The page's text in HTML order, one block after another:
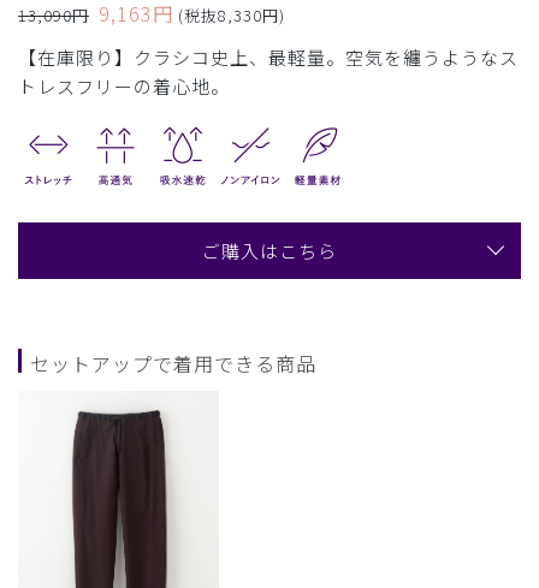
13,090円 9,163円 (税抜8,330円)
【在庫限り】クラシコ史上、最軽量。空気を纏うようなス
トレスフリーの着心地。
ご購入はこちら
セットアップで着用できる商品